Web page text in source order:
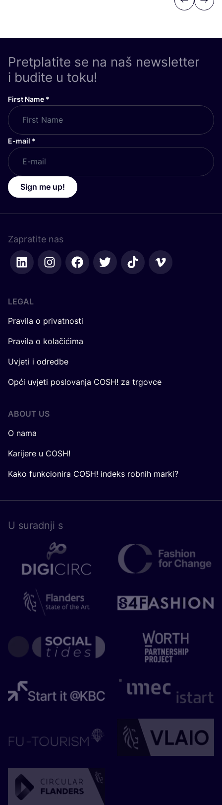
Previous
Next
Pretplatite se na naš newsletter
i budite u toku!
First Name *
E-mail *
Sign me up!
Zapratite nas
LEGAL
Pravila o privatnosti
Pravila o kolačićima
Uvjeti i odredbe
Opći uvjeti poslovanja COSH! za trgovce
ABOUT US
O nama
Karijere u COSH!
Kako funkcionira COSH! indeks robnih marki?
U surad­nji s